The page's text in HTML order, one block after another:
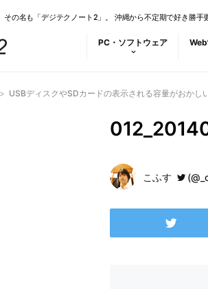
の名も「デジテクノート2」。 沖縄から不定期で好き勝手
PC・ソフトウェア
> USBディスクやSDカードの表示される容量がおか
こふす